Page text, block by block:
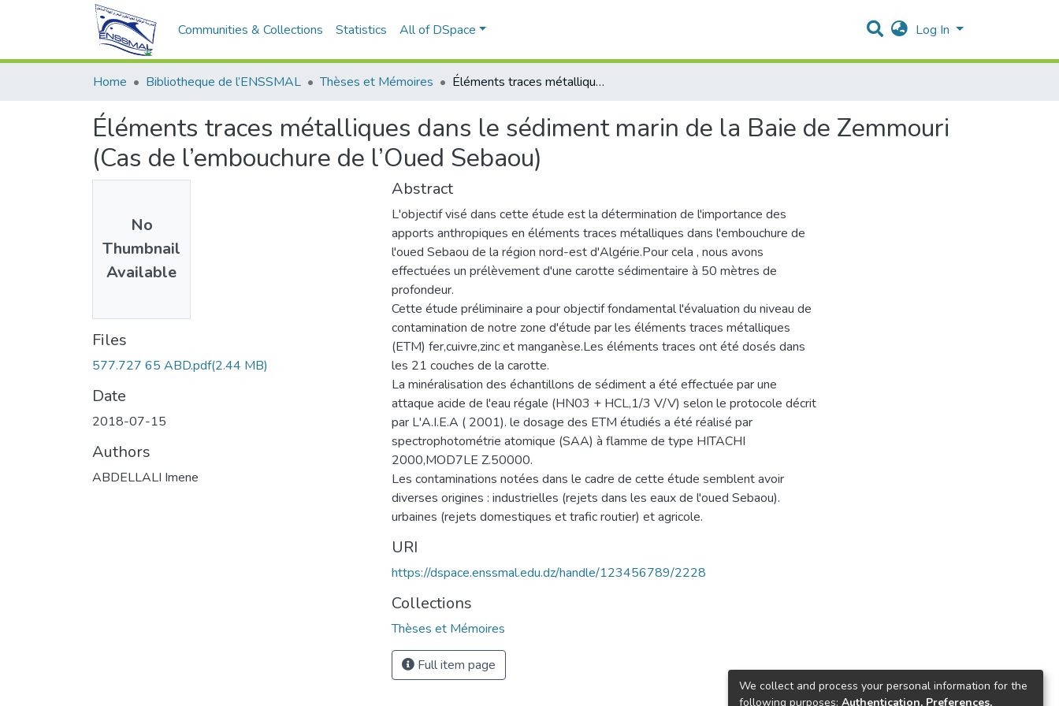
Communities & Collections Statistics All of DSpace Log In
Home Bibliotheque de l’ENSSMAL Thèses et Mémoires Éléments traces métalliques dans le sédiment marin de la Baie de Zemmouri (Cas de l’embouchure de l’Oued Sebaou)
Éléments traces métalliques dans le sédiment marin de la Baie de Zemmouri
(Cas de l’embouchure de l’Oued Sebaou)
No
Thumbnail
Available
Files
577.727 65 ABD.pdf(2.44 MB)
Date
2018-07-15
Authors
ABDELLALI Imene
Abstract
L'objectif visé dans cette étude est la détermination de l'importance des
apports anthropiques en éléments traces métalliques dans l'embouchure de
l'oued Sebaou de la région nord-est d'Algérie.Pour cela , nous avons
effectuées un prélèvement d'une carotte sédimentaire à 50 mètres de
profondeur.
Cette étude préliminaire a pour objectif fondamental l'évaluation du niveau de
contamination de notre zone d'étude par les éléments traces métalliques
(ETM) fer,cuivre,zinc et manganèse.Les éléments traces ont été dosés dans
les 21 couches de la carotte.
La minéralisation des échantillons de sédiment a été effectuée par une
attaque acide de l'eau régale (HN03 + HCL,1/3 V/V) selon le protocole décrit
par L'A.I.E.A ( 2001). le dosage des ETM étudiés a été réalisé par
spectrophotométrie atomique (SAA) à flamme de type HITACHI
2000,MOD7LE Z.50000.
Les contaminations notées dans le cadre de cette étude semblent avoir
diverses origines : industrielles (rejets dans les eaux de l'oued Sebaou).
urbaines (rejets domestiques et trafic routier) et agricole.
URI
https://dspace.enssmal.edu.dz/handle/123456789/2228
Collections
Thèses et Mémoires
Full item page
We collect and process your personal information for the
following purposes: Authentication, Preferences,